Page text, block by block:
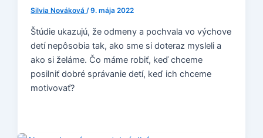
Silvia Nováková/9. mája 2022
Štúdie ukazujú, že odmeny a pochvala vo výchove
detí nepôsobia tak, ako sme si doteraz mysleli a
ako si želáme. Čo máme robiť, keď chceme
posilniť dobré správanie detí, keď ich chceme
motivovať?